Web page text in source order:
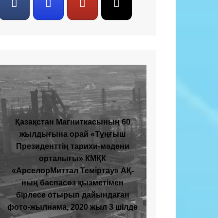
Қазақстан Магниткасының 60
жылдығына орай «Тұңғыш
Президенттің тарихи-мәдени
орталығы» КМҚК
«АрселорМиттал Теміртау» АҚ-
ның баспасөз қызметімен
бірлесе отырып дайындаған
фото-жылнама, 2020 жыл 3 шілде